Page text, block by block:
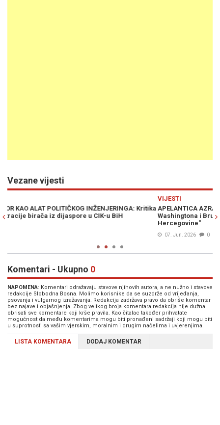
Vezane vijesti
APELANTICA AZRA ZORNIĆ UPOZORAVA: "Raskol između
Washingtona i Bruxellesa se prelama preko leđa Bosne i
Komentari - Ukupno 0
NAPOMENA: Komentari odražavaju stavove njihovih autora, a ne nužno i stavove
redakcije Slobodna Bosna. Molimo korisnike da se suzdrže od vrijeđanja,
psovanja i vulgarnog izražavanja. Redakcija zadržava pravo da obriše komentar
bez najave i objašnjenja. Zbog velikog broja komentara redakcija nije dužna
obrisati sve komentare koji krše pravila. Kao čitalac također prihvatate
mogućnost da među komentarima mogu biti pronađeni sadržaji koji mogu biti
u suprotnosti sa vašim vjerskim, moralnim i drugim načelima i uvjerenjima.
LISTA KOMENTARA DODAJ KOMENTAR